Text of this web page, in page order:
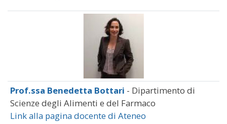
Prof.ssa Benedetta Bottari - Dipartimento di
Scienze degli Alimenti e del Farmaco
Link alla pagina docente di Ateneo